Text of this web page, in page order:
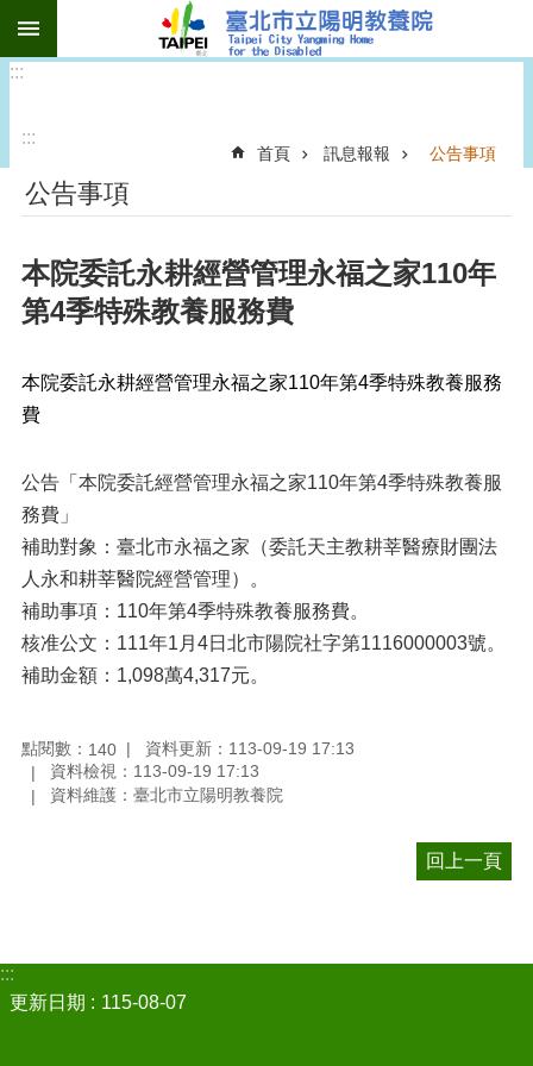
跳到主要內容區塊
:::
:::
首頁 訊息報報 公告事項
公告事項
本院委託永耕經營管理永福之家110年
第4季特殊教養服務費
本院委託永耕經營管理永福之家110年第4季特殊教養服務
費
公告「本院委託經營管理永福之家110年第4季特殊教養服
務費」
補助對象：臺北市永福之家（委託天主教耕莘醫療財團法
人永和耕莘醫院經營管理）。
補助事項：110年第4季特殊教養服務費。
核准公文：111年1月4日北市陽院社字第1116000003號。
補助金額：1,098萬4,317元。
點閱數： 140
資料更新：113-09-19 17:13
資料檢視：113-09-19 17:13
資料維護：臺北市立陽明教養院
回上一頁
:::
更新日期
115-08-07